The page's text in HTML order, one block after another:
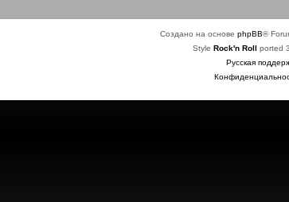
Создано на основеphpBB®
Style Rock'n Roll ported
Русская